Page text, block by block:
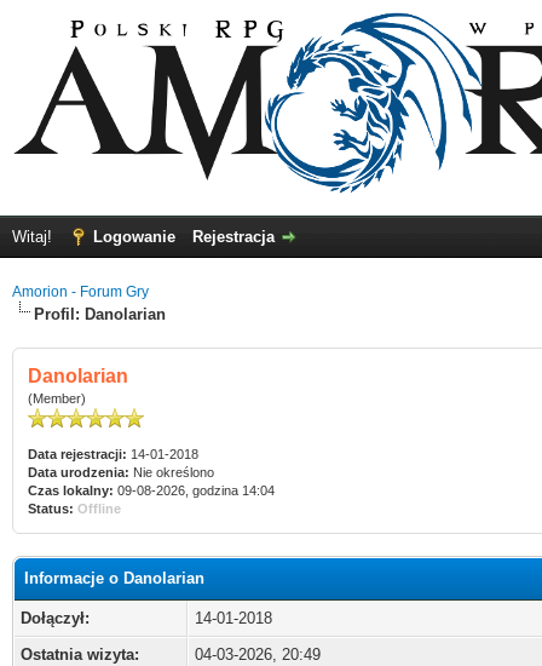
Witaj! Logowanie Rejestracja
Amorion - Forum Gry
Profil: Danolarian
Danolarian
(Member)
Data rejestracji: 14-01-2018
Data urodzenia: Nie określono
Czas lokalny: 09-08-2026, godzina 14:04
Status: Offline
Informacje o Danolarian
Dołączył:
14-01-2018
Ostatnia wizyta:
04-03-2026, 20:49